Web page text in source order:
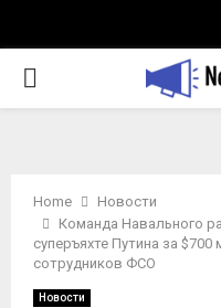
PRIMARY
Home
Новости
Команда Навального
суперъяхте Путина за
сотрудников ФСО
Новости